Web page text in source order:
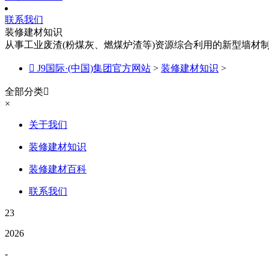
联系我们
装修建材知识
从事工业废渣(粉煤灰、燃煤炉渣等)资源综合利用的新型墙材
 J9国际·(中国)集团官方网站 > 装修建材知识 >
全部分类
×
关于我们
装修建材知识
装修建材百科
联系我们
23
2026
-